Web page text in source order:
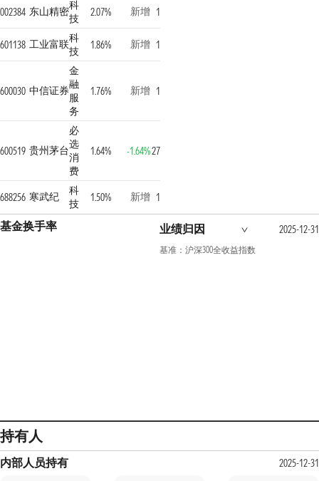
002384 东山精密科
技
2.07% 新增 1
601138 工业富联科
技
1.86% 新增 1
600030 中信证券
金
融
服
务
1.76% 新增 1
600519 贵州茅台
必
选
消
费
1.64% -1.64%27
688256 寒武纪
科
技
1.50% 新增 1
基金换手率 业绩归因 2025-12-31
基准：沪深300全收益指数
持有人
内部人员持有 2025-12-31